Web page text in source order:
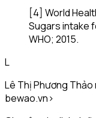
[4] World
Sugars intake
WHO; 2015.
L
Lê Thị Phương
bewao.vn>